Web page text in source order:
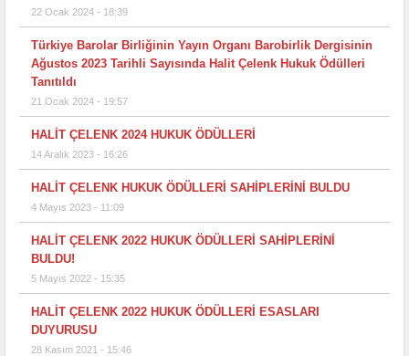
22 Ocak 2024 - 18:39
Türkiye Barolar Birliğinin Yayın Organı Barobirlik Dergisinin
Ağustos 2023 Tarihli Sayısında Halit Çelenk Hukuk Ödülleri
Tanıtıldı
21 Ocak 2024 - 19:57
HALİT ÇELENK 2024 HUKUK ÖDÜLLERİ
14 Aralık 2023 - 16:26
HALİT ÇELENK HUKUK ÖDÜLLERİ SAHİPLERİNİ BULDU
4 Mayıs 2023 - 11:09
HALİT ÇELENK 2022 HUKUK ÖDÜLLERİ SAHİPLERİNİ
BULDU!
5 Mayıs 2022 - 15:35
HALİT ÇELENK 2022 HUKUK ÖDÜLLERİ ESASLARI
DUYURUSU
28 Kasım 2021 - 15:46